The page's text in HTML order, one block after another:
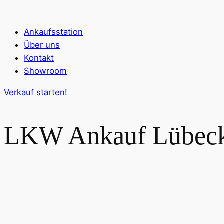
Ankaufsstation
Über uns
Kontakt
Showroom
Verkauf starten!
LKW Ankauf